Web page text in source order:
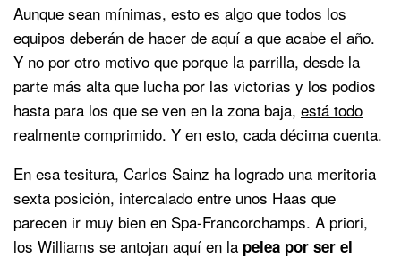
Aunque sean mínimas, esto es algo que todos los
equipos deberán de hacer de aquí a que acabe el año.
Y no por otro motivo que porque la parrilla, desde la
parte más alta que lucha por las victorias y los podios
hasta para los que se ven en la zona baja, está todo
realmente comprimido. Y en esto, cada décima cuenta.
En esa tesitura, Carlos Sainz ha logrado una meritoria
sexta posición, intercalado entre unos Haas que
parecen ir muy bien en Spa-Francorchamps. A priori,
los Williams se antojan aquí en la pelea por ser el